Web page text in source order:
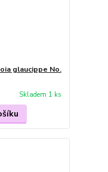
glaucippe No.
Skladem 1 ks